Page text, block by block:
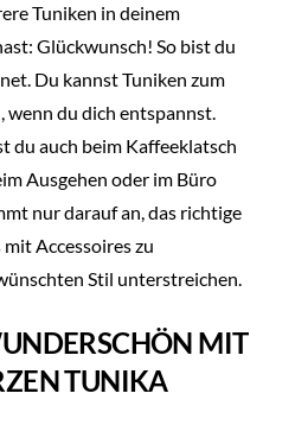
Tuniken in deinem
Glückwunsch! So bist du
Du kannst Tuniken zum
wenn du dich entspannst.
du auch beim Kaffeeklatsch
Ausgehen oder im Büro
nur darauf an, das richtige
Accessoires zu
Stil unterstreichen.
MIT
TUNIKA